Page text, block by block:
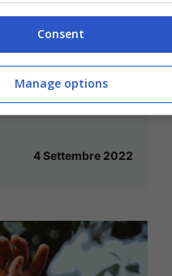
prima delle
non si fa
4 Settembre 2022
Consent
Manage options